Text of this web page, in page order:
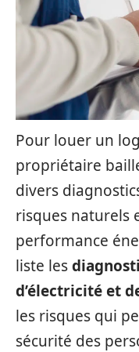
Pour louer un
propriétaire
divers
risques naturels
performance
liste les
d’électricité et
les risques qui
sécurité des